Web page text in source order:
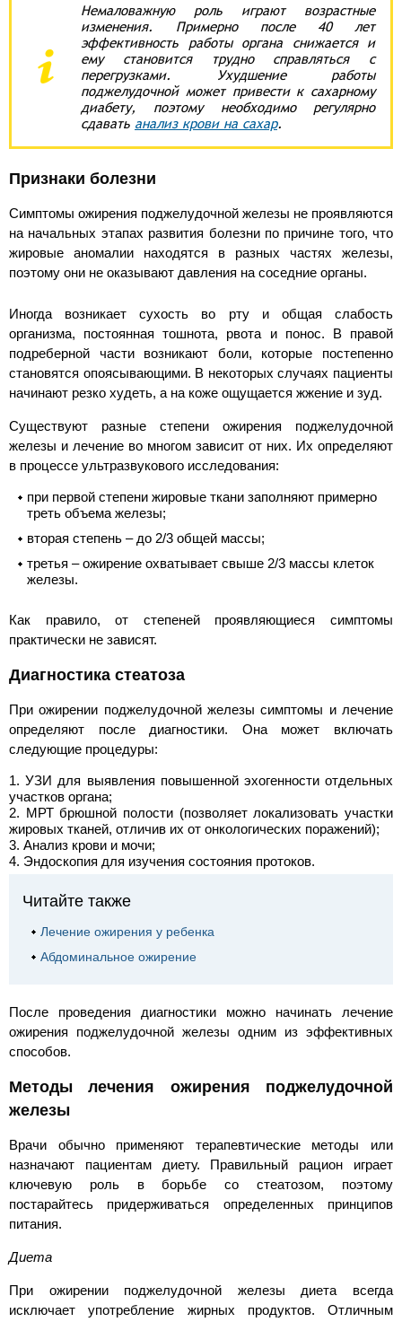
Немаловажную роль играют возрастные
изменения. Примерно после 40 лет
эффективность работы органа снижается и
ему становится трудно справляться с
перегрузками. Ухудшение работы
поджелудочной может привести к сахарному
диабету, поэтому необходимо регулярно
сдавать анализ крови на сахар.
Признаки болезни
Симптомы ожирения поджелудочной железы не проявляются
на начальных этапах развития болезни по причине того, что
жировые аномалии находятся в разных частях железы,
поэтому они не оказывают давления на соседние органы.
Иногда возникает сухость во рту и общая слабость
организма, постоянная тошнота, рвота и понос. В правой
подреберной части возникают боли, которые постепенно
становятся опоясывающими. В некоторых случаях пациенты
начинают резко худеть, а на коже ощущается жжение и зуд.
Существуют разные степени ожирения поджелудочной
железы и лечение во многом зависит от них. Их определяют
в процессе ультразвукового исследования:
при первой степени жировые ткани заполняют примерно
треть объема железы;
вторая степень – до 2/3 общей массы;
третья – ожирение охватывает свыше 2/3 массы клеток
железы.
Как правило, от степеней проявляющиеся симптомы
практически не зависят.
Диагностика стеатоза
При ожирении поджелудочной железы симптомы и лечение
определяют после диагностики. Она может включать
следующие процедуры:
УЗИ для выявления повышенной эхогенности отдельных
участков органа;
МРТ брюшной полости (позволяет локализовать участки
жировых тканей, отличив их от онкологических поражений);
Анализ крови и мочи;
Эндоскопия для изучения состояния протоков.
Читайте также
Лечение ожирения у ребенка
Абдоминальное ожирение
После проведения диагностики можно начинать лечение
ожирения поджелудочной железы одним из эффективных
способов.
Методы лечения ожирения поджелудочной
железы
Врачи обычно применяют терапевтические методы или
назначают пациентам диету. Правильный рацион играет
ключевую роль в борьбе со стеатозом, поэтому
постарайтесь придерживаться определенных принципов
питания.
Диета
При ожирении поджелудочной железы диета всегда
исключает употребление жирных продуктов. Отличным